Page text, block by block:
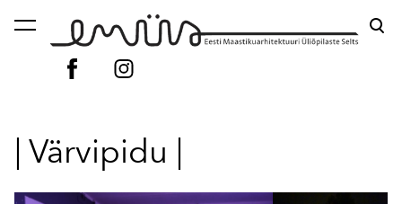
lisati ostukorvi. Vaata ostukorvi
| Värvipidu |